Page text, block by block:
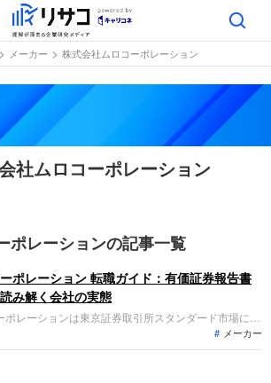
メーカー 株式会社ムロコーポレーション
社ムロコーポレーション
ポレーションの記事一覧
ポレーション 転職ガイド：有価証券報告書
み解く会社の実態
ポレーションは東京証券取引所スタンダード市場に上
立系自動車部品メーカーです。主に金属関連部品や樹
品の製造・販売を手掛けています。直近の業績では、
メーカー